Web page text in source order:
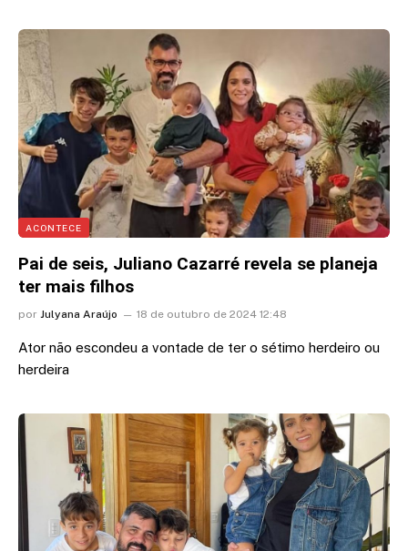
ACONTECE
Pai de seis, Juliano Cazarré revela se planeja
ter mais filhos
por Julyana Araújo 18 de outubro de 2024 12:48
Ator não escondeu a vontade de ter o sétimo herdeiro ou
herdeira